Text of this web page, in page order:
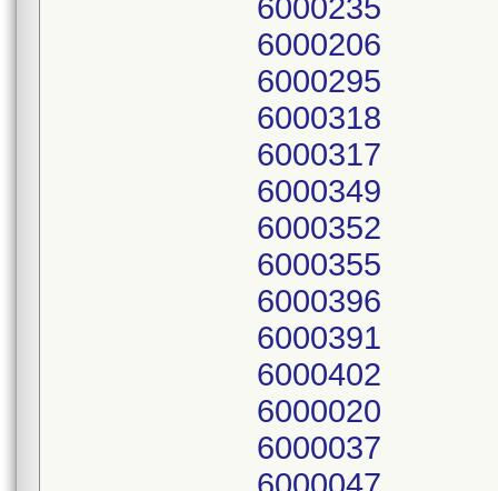
6000235
6000206
6000295
6000318
6000317
6000349
6000352
6000355
6000396
6000391
6000402
6000020
6000037